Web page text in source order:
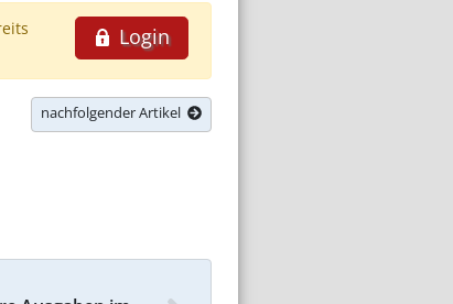
Login
nachfolgender Artikel